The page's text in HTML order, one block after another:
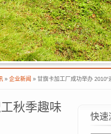
» 企业新闻 » 甘旗卡加工厂成功举办
秋季趣味
快速